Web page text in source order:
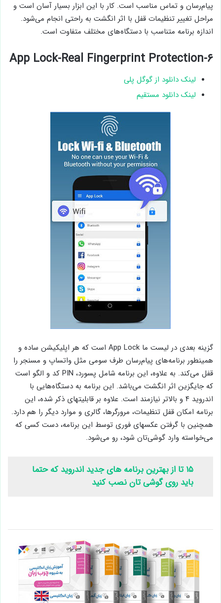
پیام‌رسان و تماس مناسب است. کار با این ابزار بسیار آسان است و
مراحل تغییر تنظیمات قفل با اثر انگشت به راحتی انجام می‌شود.
اندازه برنامه متناسب با دستگاه‌های مختلف متفاوت است.
۶-App Lock-Real Fingerprint Protection
لینک دانلود از گوگل پلی
لینک دانلود مستقیم
گزینه بعدی در لیست ما App Lock است که هر اپلیکیشن ساده و
همینطور برنامه‌های پیام‌رسان طرف سومی مثل واتساپ و مسنجر را
قفل می‌کند. به علاوه، این برنامه شامل پسورد، PIN کد و الگو است
که جایگزین اثر انگشت می‌باشد. این برنامه به دستگاه‌هایی با
اندروید ۴ و بالاتر نیازمند است. علاوه بر قابلیتهای ذکر شده، این
برنامه امکان قفل تنظیمات، مرورگرها، گالری و موارد دیگر را هم دارد.
همچنین با گرفتن عکسهای فوری توسط این برنامه، دست کسی که
می‌خواسته وارد گوشی‌تان شود، رو می‌شود.
۱۵ تا از بهترین برنامه های جدید اندروید که حتما
باید روی گوشی تان نصب کنید